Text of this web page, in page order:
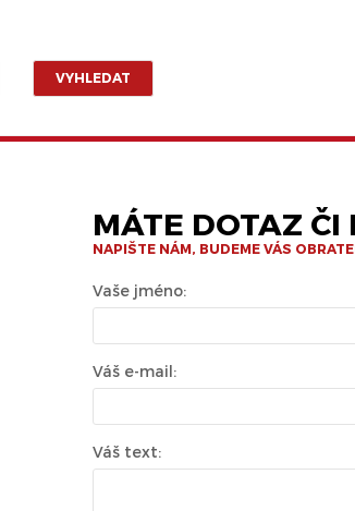
VYHLEDAT
MÁTE DOTAZ ČI
NAPIŠTE NÁM, BUDEME VÁS
Vaše jméno:
Váš e-mail:
Váš text: